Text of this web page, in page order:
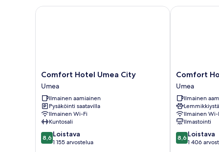
Comfort
Hotel
Umea
City
Umea
Comfort Hotel Umea City
Umea
Ilmainen aamiainen
Pysäköinti saatavilla
Ilmainen Wi-Fi
Kuntosali
8.6
kautta
8,6 Loistava
1 155 arvostelua
Comfort Hotel Umea City
Comfort
Hotel
Winn
Umea
Comfort
Umea
Ilmainen
Ilmainen Wi-
Ilmastointi
8.6
kautta
8,6 Loistava
1 406
Comfort